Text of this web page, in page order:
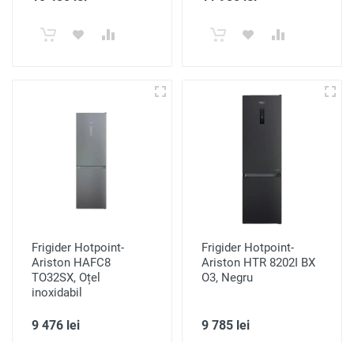
Frigider Hotpoint-
Ariston HAFC8
TO32SX, Oțel
inoxidabil
9 476 lei
Frigider Hotpoint-
Ariston HTR 8202I BX
O3, Negru
9 785 lei